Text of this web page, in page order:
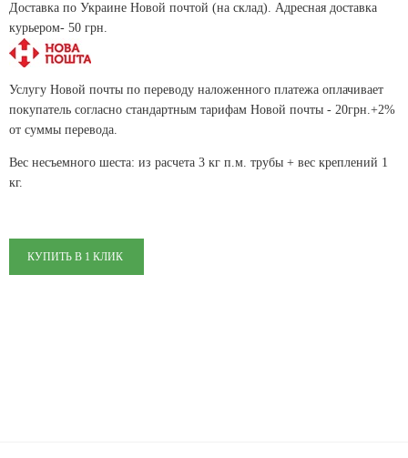
Доставка по Украине Новой почтой (на склад). Адресная доставка
курьером- 50 грн.
Услугу Новой почты по переводу наложенного платежа оплачивает
покупатель согласно стандартным тарифам Новой почты - 20грн.+2%
от суммы перевода.
Вес несъемного шеста: из расчета 3 кг п.м. трубы + вес креплений 1
кг.
КУПИТЬ В 1 КЛИК